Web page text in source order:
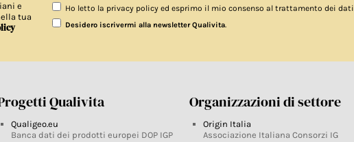
e
tua
Ho letto la privacy policy ed esprimo il mio consenso al trattamento dei dati
Desidero iscrivermi alla newsletter Qualivita.
Qualivita
Qualigeo.eu
Banca dati dei prodotti europei DOP IGP
Organizzazioni di settore
Origin Italia
Associazione Italiana Consorzi IG